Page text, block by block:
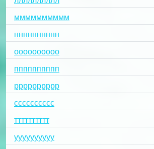
мммммммммм
нннннннннн
оооооооооо
пппппппппп
рррррррррр
сссссссссс
тттттттттт
уууууууууу